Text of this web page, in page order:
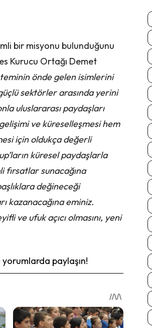
bir misyonu bulunduğunu
Kurucu Ortağı Demet
önde gelen isimlerini
sektörler arasında yerini
uluslararası paydaşları
ve küreselleşmesi hem
için oldukça değerli
küresel paydaşlarla
fırsatlar sunacağına
değineceği
kazanacağına eminiz.
ve ufuk açıcı olmasını, yeni
paylaşın!